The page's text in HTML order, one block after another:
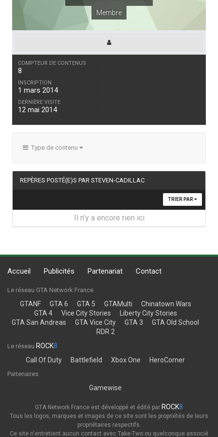
Membre
COMPTEUR DE CONTENUS
8
INSCRIPTION
1 mars 2014
DERNIÈRE VISITE
12 mai 2014
Type de contenu
REPÈRES POSTÉ(E)S PAR STEVEN-CADILLAC
TRIER PAR
Il n’y a encore rien ici
Accueil Publicités Partenariat Contact
Le réseau GTA Network France
GTANF GTA 6 GTA 5 GTAMulti
Chinatown Wars
GTA 4
Vice City Stories
Liberty City Stories
GTA San Andreas
GTA Vice City GTA 3
GTA Old School
RDR 2
Le réseau ROCK8
Call Of Duty
Battlefield Xbox One HeroCorner
Partenaires
Gamewise
GTA Network France est développé et édité par ROCK8
Tous les logos, marques et images de ce site sont les propriétés de leurs
propriétaires respectifs.
Ce site n'entretient aucun contact avec Take-Two ou quelconque associé